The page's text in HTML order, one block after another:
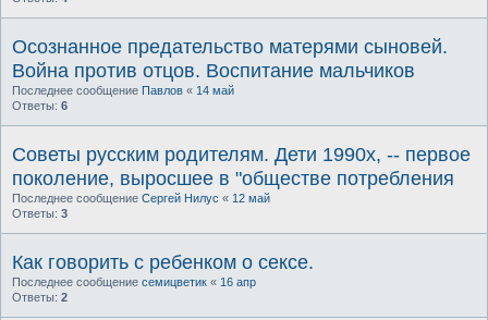
Осознанное предательство матерями сыновей.
Война против отцов. Воспитание мальчиков
Последнее сообщение Павлов « 14 май
Ответы: 6
Советы русским родителям. Дети 1990х, -- первое
поколение, выросшее в "обществе потребления
Последнее сообщение Сергей Нилус « 12 май
Ответы: 3
Как говорить с ребенком о сексе.
Последнее сообщение семицветик « 16 апр
Ответы: 2